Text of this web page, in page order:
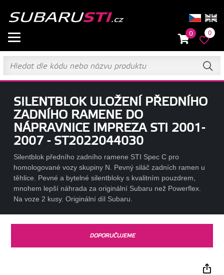
0 0
SILENTBLOK ULOŽENÍ PŘEDNÍHO
ZADNÍHO RAMENE DO
NÁPRAVNICE IMPREZA STI 2001-
2007 - ST2022044030
Silentblok předního zadního ramene STI Spec C pro
homologované vozy skupiny N. Pevný siláč zadních ramen u
těhlice. Pevné a bytelné silentbloky s kvalitním pouzdrem,
mnohem lepší náhrada za originální Subaru než Powerflex.
Na voze 2 kusy. Originální díl Subaru.
DOPORUČUJEME